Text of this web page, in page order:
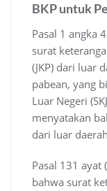
BKP untuk
Pasal 1 angka
surat
(JKP) dari luar
pabean, yang
Luar Negeri
menyatakan
dari luar
Pasal 131 ayat
bahwa surat